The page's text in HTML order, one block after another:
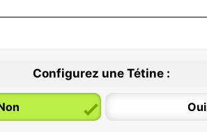
Configurez une Tétine :
Oui